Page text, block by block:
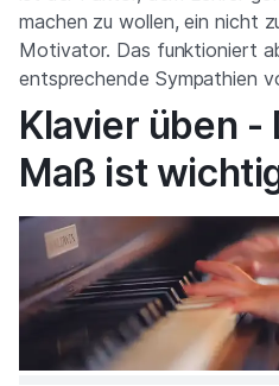
machen zu wollen, ein nicht
Motivator. Das funktioniert
entsprechende Sympathien
Klavier üben -
Maß ist